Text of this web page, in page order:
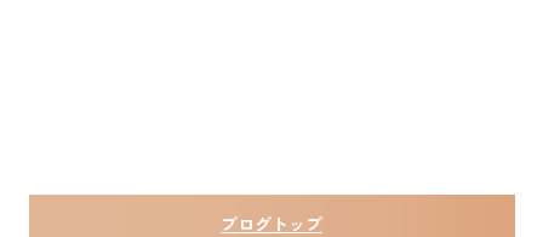
ブログトップ